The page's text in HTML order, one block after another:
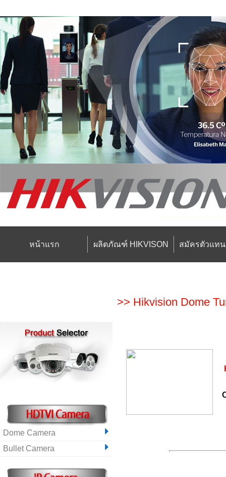
หน้าแรก ผลิตภัณฑ์ HIKVISON สมัครตัวแท
Dome Camera
Bullet Camera
>> Hikvision Dome